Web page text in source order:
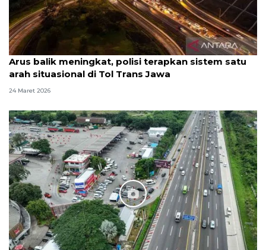
Arus balik meningkat, polisi terapkan sistem satu
arah situasional di Tol Trans Jawa
24 Maret 2026